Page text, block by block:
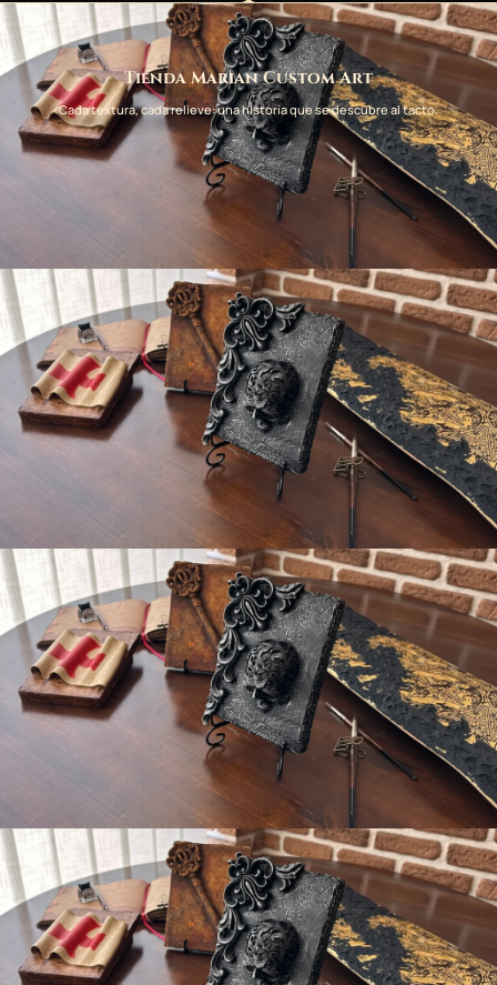
Tienda Marian Custom Art
Cada textura, cada relieve: una historia que se descubre al tacto.